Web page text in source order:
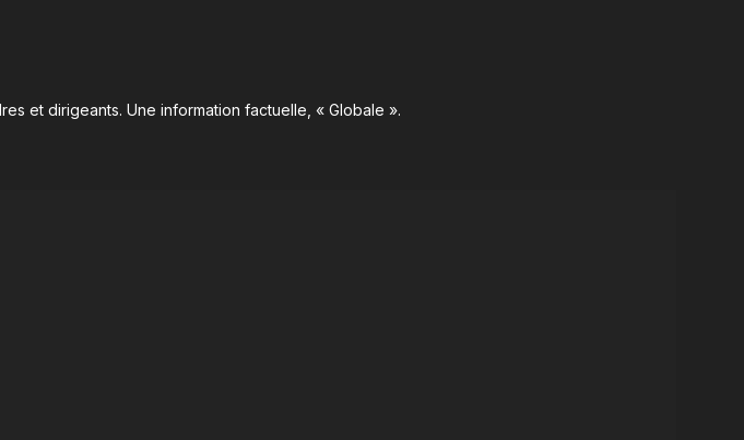
et dirigeants. Une information factuelle, « Globale ».